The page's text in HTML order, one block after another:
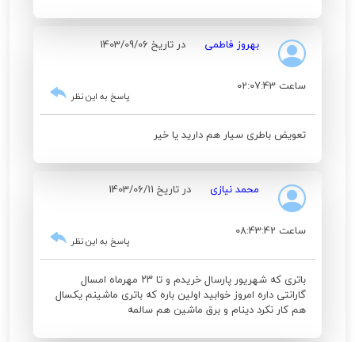
بهروز فاطمی در تاریخ 1403/09/06
ساعت 02:07:43
پاسخ به این نظر
تعویض باطری سیار هم دارید یا خیر
محمد نیازی در تاریخ 1403/06/11
ساعت 08:43:42
پاسخ به این نظر
باتری که شهریور پارسال خریدم و تا ۲۳ مهرماه امسال
گارانتی داره امروز خوابید اولین باره که باتری ماشینم یکسال
هم کار نکرد دینام و برق ماشین هم سالمه